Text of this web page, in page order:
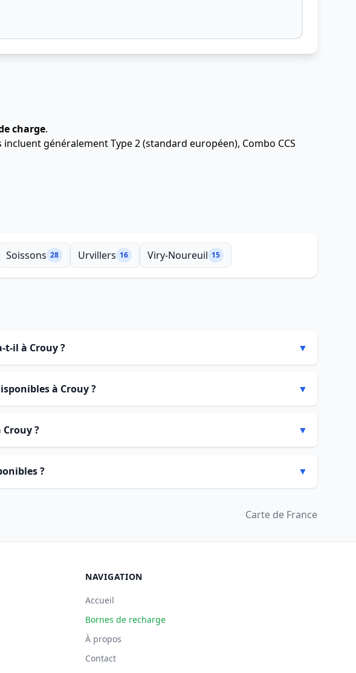
charge.
généralement Type 2 (standard européen), Combo CCS
Soissons 28 Urvillers 16 Viry-Noureuil 15
t-il à Crouy ? ▼
à Crouy ? ▼
? ▼
? ▼
Carte de France
NAVIGATION
Accueil
Bornes de recharge
À propos
Contact